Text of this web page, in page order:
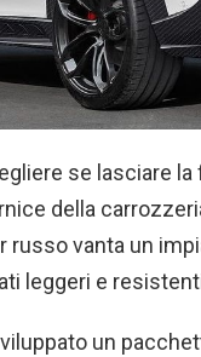
se lasciare
della
russo vanta un
leggeri e
un